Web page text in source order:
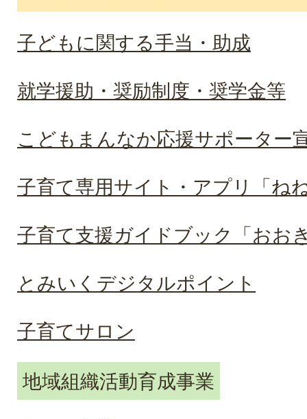
子どもに関する手当・助成
就学援助・奨励制度・奨学金等
こどもまんなか応援サポーター
子育て専用サイト・アプリ「ね
子育て支援ガイドブック「おお
とみいくデジタルポイント
子育てサロン
地域組織活動育成事業